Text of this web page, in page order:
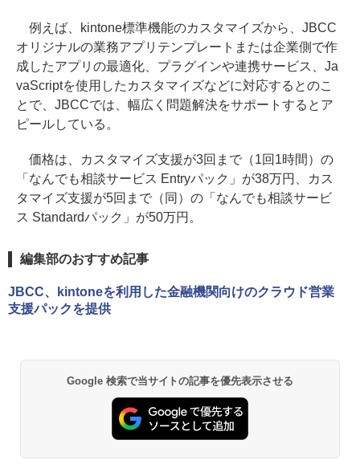
例えば、kintone標準機能のカスタマイズから、JBCC
オリジナルの業務アプリテンプレートまたは企業側で作
成したアプリの最適化、プラグインや連携サービス、Ja
vaScriptを使用したカスタマイズなどに対応するとのこ
とで、JBCCでは、幅広く問題解決をサポートするとア
ピールしている。
価格は、カスタマイズ支援が3回まで（1回1時間）の
「なんでも相談サービス Entryパック」が38万円、カス
タマイズ支援が5回まで（同）の「なんでも相談サービ
ス Standardパック」が50万円。
編集部のおすすめ記事
JBCC、kintoneを利用した金融機関向けのクラウド営業
支援パックを提供
Google 検索で当サイトの記事を優先表示させる